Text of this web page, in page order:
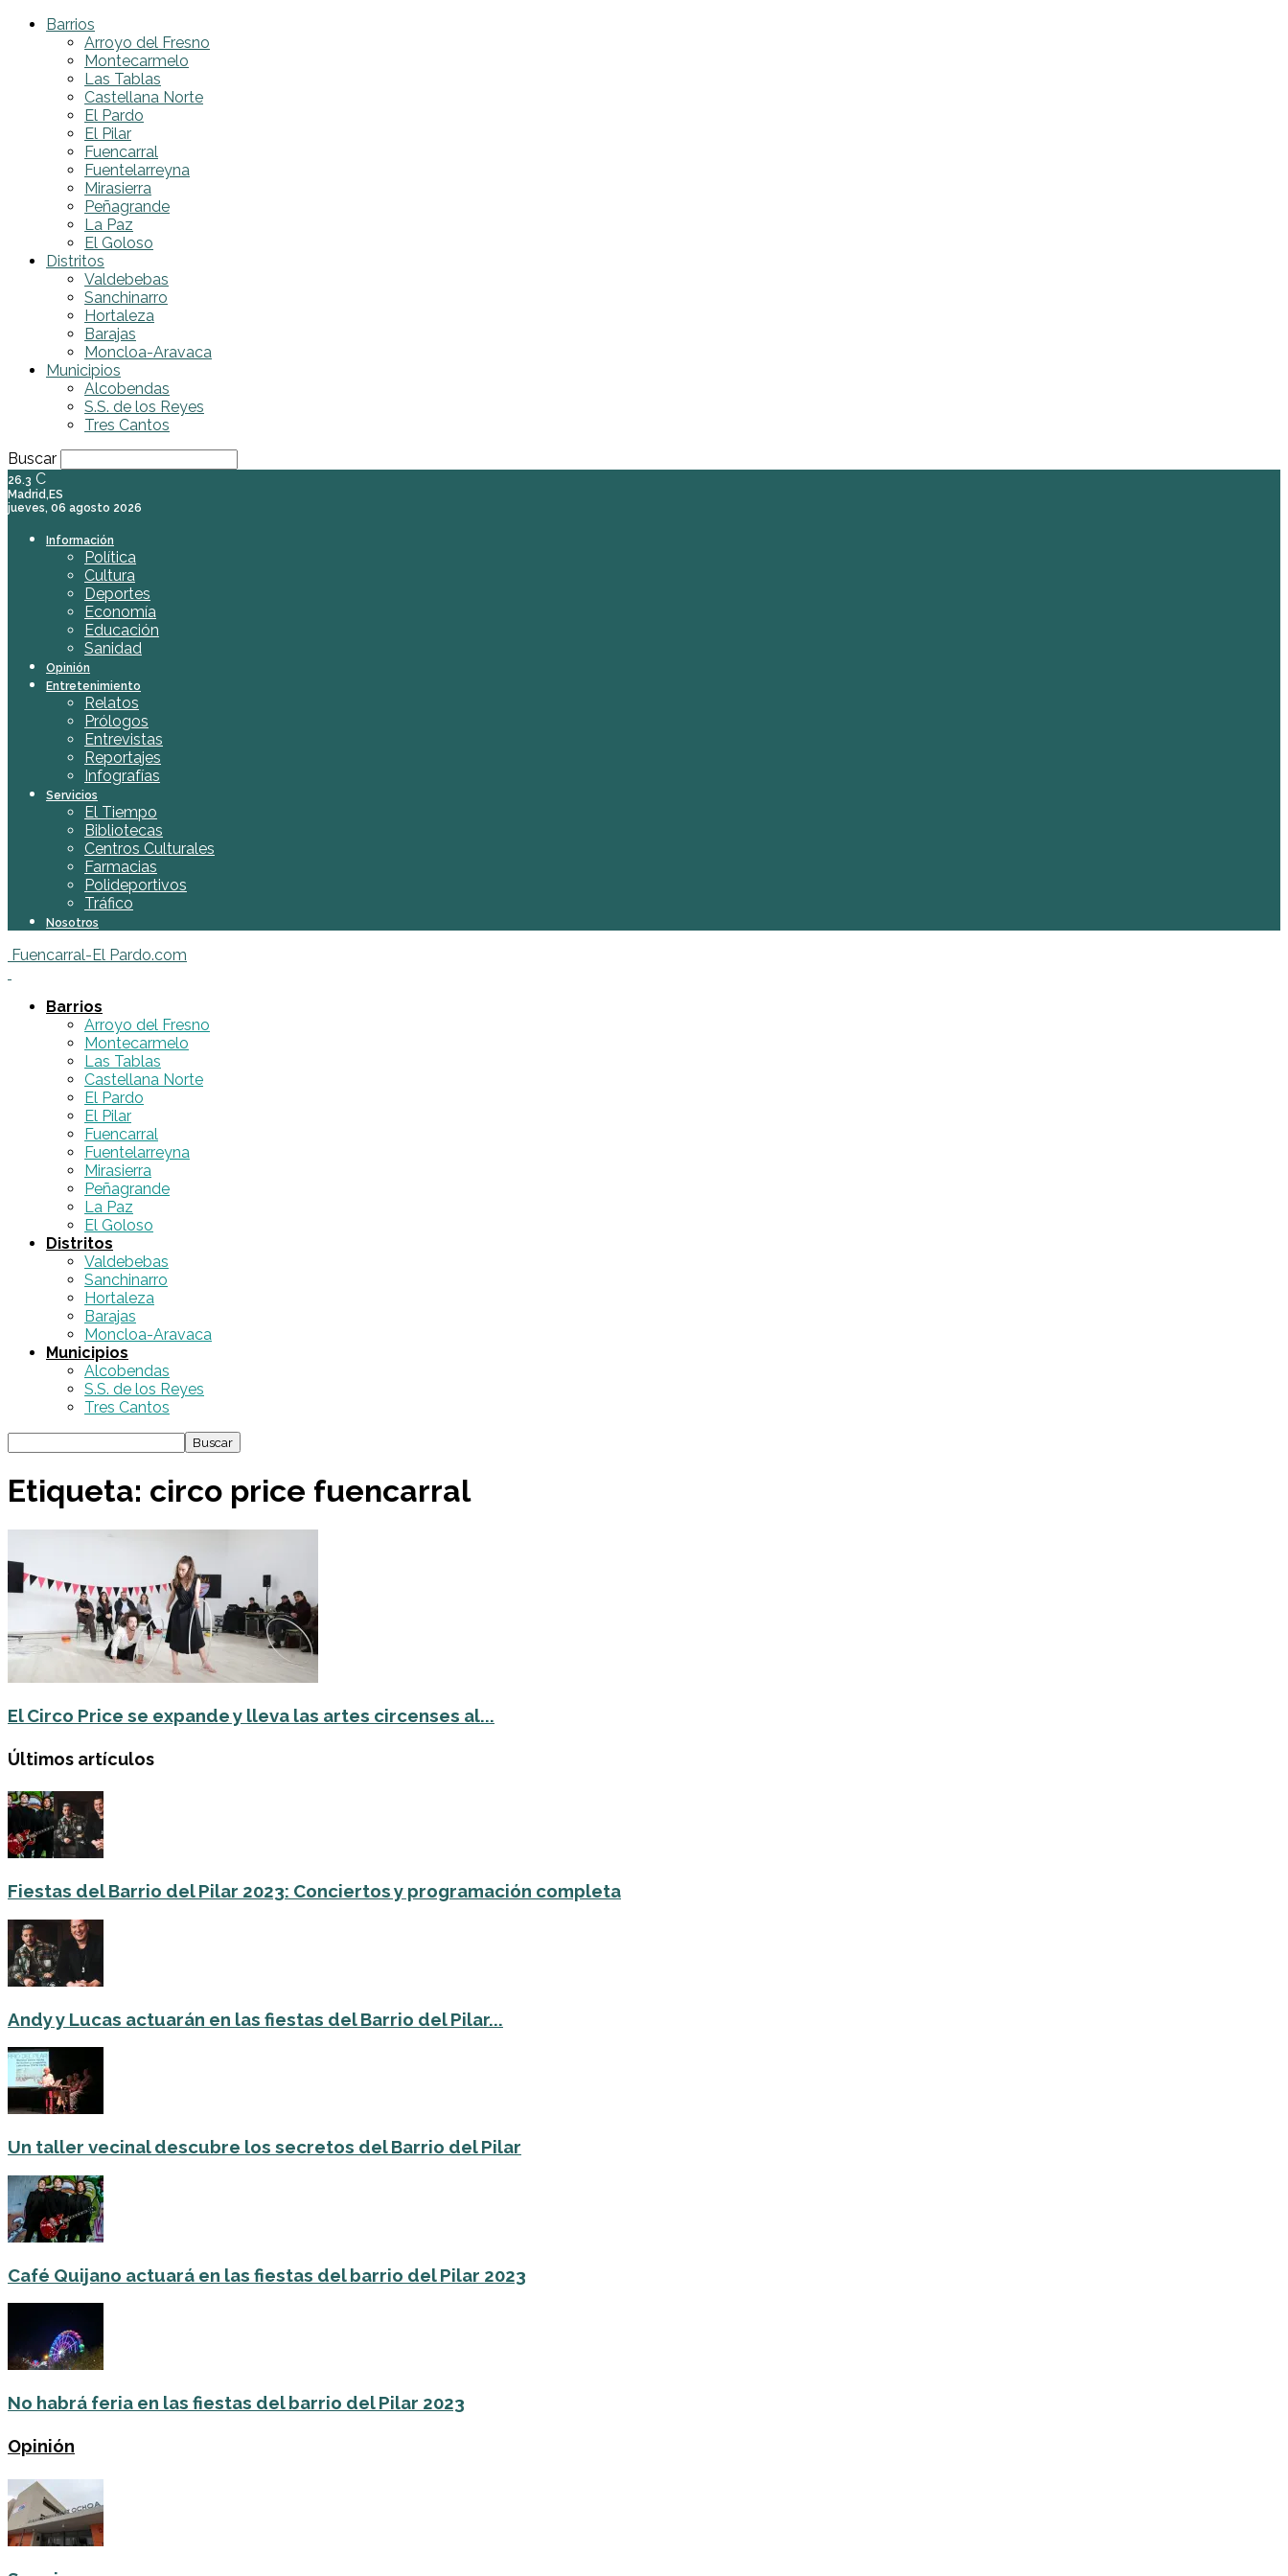
Barrios
Arroyo del Fresno
Montecarmelo
Las Tablas
Castellana Norte
El Pardo
El Pilar
Fuencarral
Fuentelarreyna
Mirasierra
Peñagrande
La Paz
El Goloso
Distritos
Valdebebas
Sanchinarro
Hortaleza
Barajas
Moncloa-Aravaca
Municipios
Alcobendas
S.S. de los Reyes
Tres Cantos
Buscar
26.3 C
Madrid,ES
jueves, 06 agosto 2026
Información
Política
Cultura
Deportes
Economía
Educación
Sanidad
Opinión
Entretenimiento
Relatos
Prólogos
Entrevistas
Reportajes
Infografías
Servicios
El Tiempo
Bibliotecas
Centros Culturales
Farmacias
Polideportivos
Tráfico
Nosotros
Fuencarral-El Pardo.com
Barrios
Arroyo del Fresno
Montecarmelo
Las Tablas
Castellana Norte
El Pardo
El Pilar
Fuencarral
Fuentelarreyna
Mirasierra
Peñagrande
La Paz
El Goloso
Distritos
Valdebebas
Sanchinarro
Hortaleza
Barajas
Moncloa-Aravaca
Municipios
Alcobendas
S.S. de los Reyes
Tres Cantos
Etiqueta: circo price fuencarral
El Circo Price se expande y lleva las artes circenses al...
Últimos artículos
Fiestas del Barrio del Pilar 2023: Conciertos y programación completa
Andy y Lucas actuarán en las fiestas del Barrio del Pilar...
Un taller vecinal descubre los secretos del Barrio del Pilar
Café Quijano actuará en las fiestas del barrio del Pilar 2023
No habrá feria en las fiestas del barrio del Pilar 2023
Opinión